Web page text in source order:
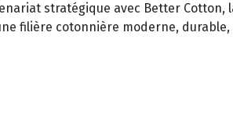
stratégique avec Better Cotton,
filière cotonnière moderne,